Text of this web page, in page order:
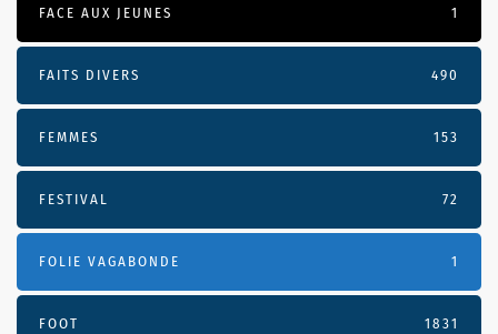
FACE AUX JEUNES 1
FAITS DIVERS 490
FEMMES 153
FESTIVAL 72
FOLIE VAGABONDE 1
FOOT 1831